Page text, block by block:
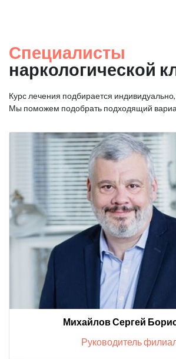
Специалисты
наркологической
Курс лечения подбирается
Мы поможем подобрать подходящий
Михайлов Сергей
Руководитель